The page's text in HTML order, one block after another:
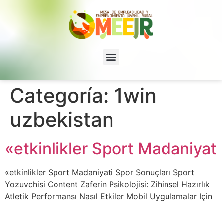
Categoría: 1win
uzbekistan
«etkinlikler Sport Madaniyat
«etkinlikler Sport Madaniyati Spor Sonuçları Sport
Yozuvchisi Content Zaferin Psikolojisi: Zihinsel Hazırlık
Atletik Performansı Nasıl Etkiler Mobil Uygulamalar Için